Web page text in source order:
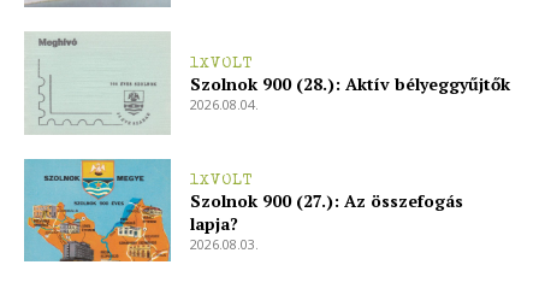
1XVOLT
Szolnok 900 (28.): Aktív bélyeggyűjtők
2026.08.04.
1XVOLT
Szolnok 900 (27.): Az összefogás
lapja?
2026.08.03.